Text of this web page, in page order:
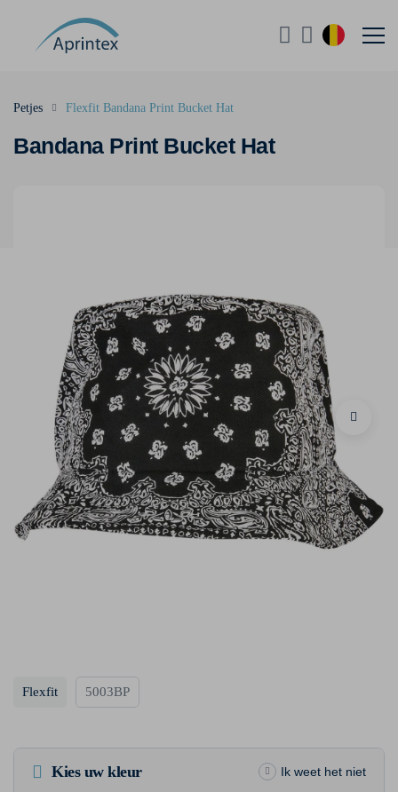
Bandana Print Bucket Hat
Petjes Flexfit Bandana Print Bucket Hat
Flexfit 5003BP
Kies uw kleur Ik weet het niet